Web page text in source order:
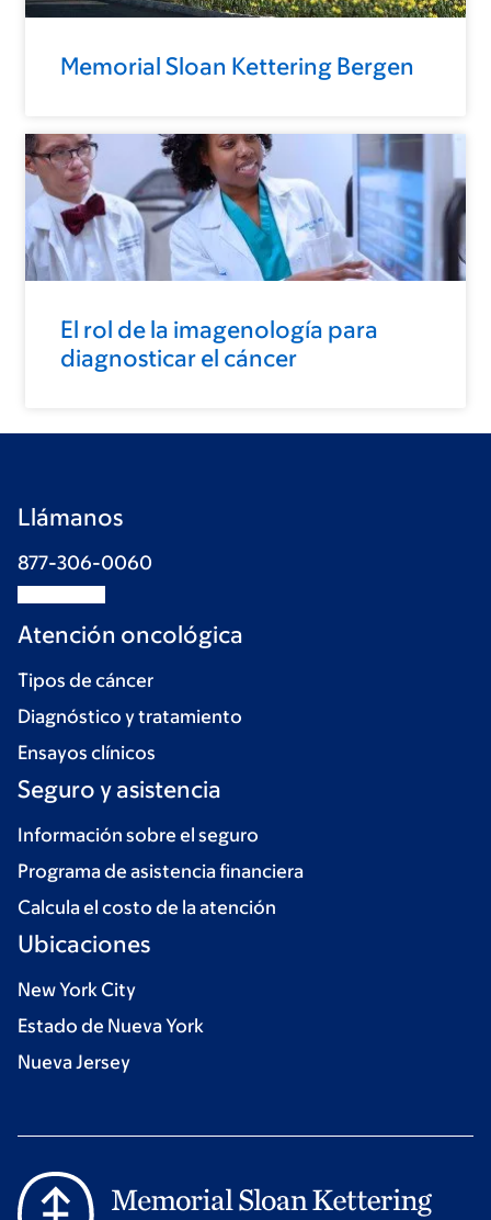
Memorial Sloan Kettering Bergen
El rol de la imagenología para
diagnosticar el cáncer
Llámanos
877-306-0060
Atención oncológica
Tipos de cáncer
Diagnóstico y tratamiento
Ensayos clínicos
Seguro y asistencia
Información sobre el seguro
Programa de asistencia financiera
Calcula el costo de la atención
Ubicaciones
New York City
Estado de Nueva York
Nueva Jersey